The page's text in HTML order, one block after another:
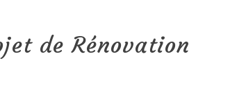
de Rénovation